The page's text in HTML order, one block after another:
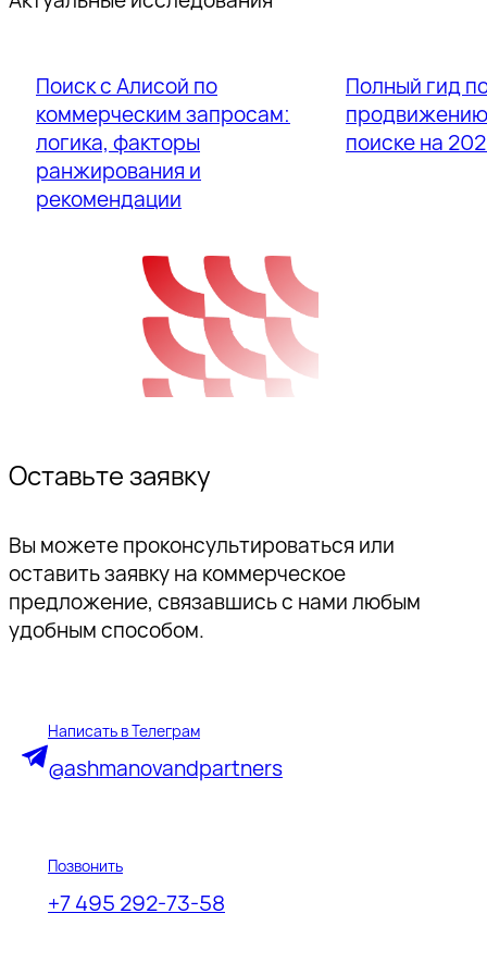
Поиск с Алисой по
коммерческим запросам:
логика, факторы
ранжирования и
рекомендации
Полный гид
поиске на
Оставьте заявку
Вы можете проконсультироваться или
оставить заявку на коммерческое
предложение, связавшись с нами любым
удобным способом.
Написать в Телеграм
@ashmanovandpartners
Позвонить
+7 495 292-73-58
Отправить